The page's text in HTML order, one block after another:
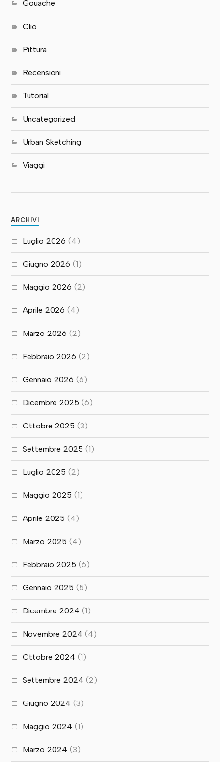
Gouache
Olio
Pittura
Recensioni
Tutorial
Uncategorized
Urban Sketching
Viaggi
ARCHIVI
Luglio 2026 (4)
Giugno 2026 (1)
Maggio 2026 (2)
Aprile 2026 (4)
Marzo 2026 (2)
Febbraio 2026 (2)
Gennaio 2026 (6)
Dicembre 2025 (6)
Ottobre 2025 (3)
Settembre 2025 (1)
Luglio 2025 (2)
Maggio 2025 (1)
Aprile 2025 (4)
Marzo 2025 (4)
Febbraio 2025 (6)
Gennaio 2025 (5)
Dicembre 2024 (1)
Novembre 2024 (4)
Ottobre 2024 (1)
Settembre 2024 (2)
Giugno 2024 (3)
Maggio 2024 (1)
Marzo 2024 (3)